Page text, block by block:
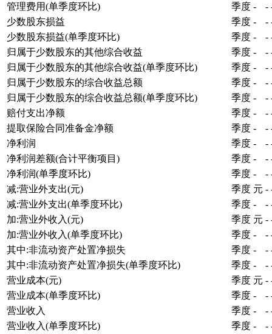
管理费用(单季度环比)
季度 - -
少数股东损益
季度 - -
少数股东损益(单季度环比)
季度 - -
归属于少数股东的其他综合收益
季度 - -
归属于少数股东的其他综合收益(单季度环比)
季度 - -
归属于少数股东的综合收益总额
季度 - -
归属于少数股东的综合收益总额(单季度环比)
季度 - -
赔付支出净额
季度 - -
提取保险合同准备金净额
季度 - -
净利润
季度 - -
净利润差额(合计平衡项目)
季度 - -
净利润(单季度环比)
季度 - -
减:营业外支出(元)
季度 元 -
减:营业外支出(单季度环比)
季度 - -
加:营业外收入(元)
季度 元 -
加:营业外收入(单季度环比)
季度 - -
其中:非流动资产处置净损失
季度 - -
其中:非流动资产处置净损失(单季度环比)
季度 - -
营业成本(元)
季度 元 -
营业成本(单季度环比)
季度 - -
营业收入
季度 - -
营业收入(单季度环比)
季度 - -